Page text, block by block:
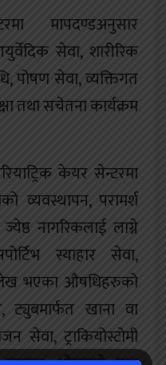
मापदण्डअनुसार
सेवा, शारीरिक
पोषण सेवा, व्यक्तिगत
तथा सचेतना कार्यक्रम
केयर सेन्टरमा
व्यवस्थापन, परामर्श
नागरिकलाई लाग्ने
स्याहार सेवा,
भएका औषधिहरुको
ट्युबमार्फत खाना वा
ट्राकियोस्टोमी